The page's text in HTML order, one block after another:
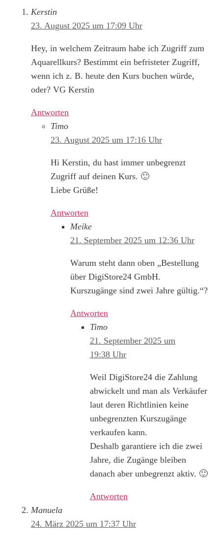
Kerstin
23. August 2025 um 17:09 Uhr
Hey, in welchem Zeitraum habe ich Zugriff zum
Aquarellkurs? Bestimmt ein befristeter Zugriff,
wenn ich z. B. heute den Kurs buchen würde,
oder? VG Kerstin
Antworten
Timo
23. August 2025 um 17:16 Uhr
Hi Kerstin, du hast immer unbegrenzt
Zugriff auf deinen Kurs. 🙂
Liebe Grüße!
Antworten
Meike
21. September 2025 um 12:36 Uhr
Warum steht dann oben „Bestellung
über DigiStore24 GmbH.
Kurszugänge sind zwei Jahre gültig.“?
Antworten
Timo
21. September 2025 um
19:38 Uhr
Weil DigiStore24 die Zahlung
abwickelt und man als Verkäufer
laut deren Richtlinien keine
unbegrenzten Kurszugänge
verkaufen kann.
Deshalb garantiere ich die zwei
Jahre, die Zugänge bleiben
danach aber unbegrenzt aktiv. 🙂
Antworten
Manuela
24. März 2025 um 17:37 Uhr